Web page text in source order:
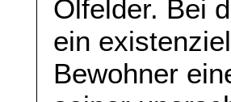
Ölfelder. Bei
ein
Bewohner